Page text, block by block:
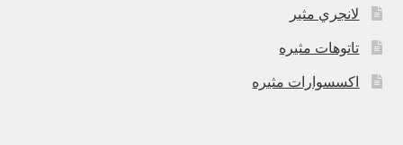
لانجري مثير
تاتوهات مثيره
اكسسوارات مثيره